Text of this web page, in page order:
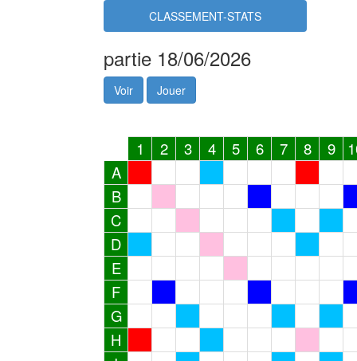
CLASSEMENT-STATS
partie 18/06/2026
Voir Jouer
1 2 3 4 5 6 7 8 9
A
B
C
D
E
F
G
H